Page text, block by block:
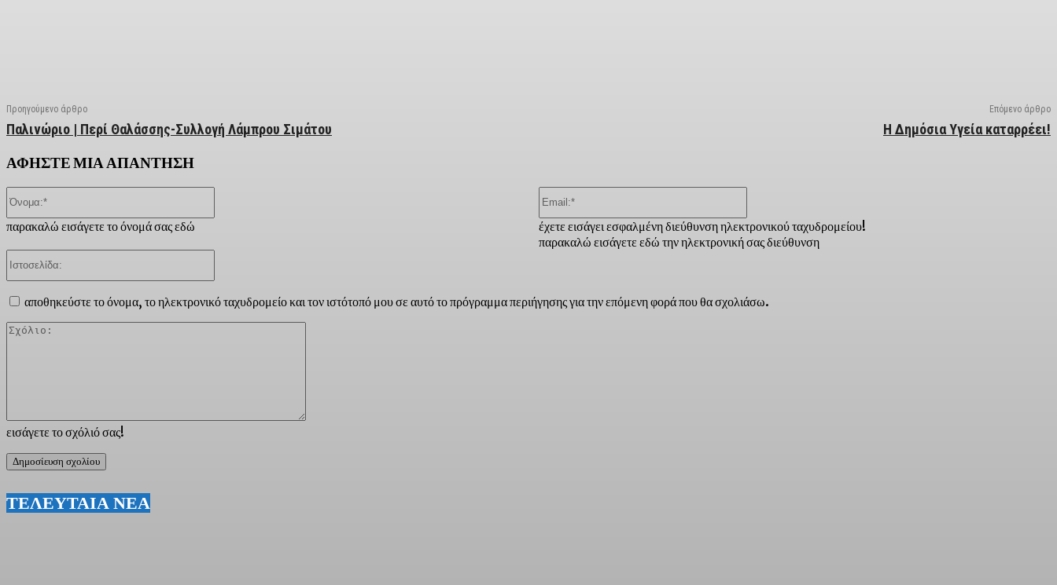
Προηγούμενο άρθρο
Παλινώριο | Περί Θαλάσσης-Συλλογή Λάμπρου Σιμάτου
Επόμενο άρθρο
Η Δημόσια Υγεία καταρρέει!
ΑΦΗΣΤΕ ΜΙΑ ΑΠΑΝΤΗΣΗ
εισάγετε το σχόλιό σας!
παρακαλώ εισάγετε το όνομά σας εδώ
έχετε εισάγει εσφαλμένη διεύθυνση ηλεκτρονικού ταχυδρομείου!
παρακαλώ εισάγετε εδώ την ηλεκτρονική σας διεύθυνση
αποθηκεύστε το όνομα, το ηλεκτρονικό ταχυδρομείο και τον ιστότοπό μου σε αυτό το πρόγραμμα περιήγησης για την επόμενη φορά που θα σχολιάσω.
ΤΕΛΕΥΤΑΙΑ ΝΕΑ